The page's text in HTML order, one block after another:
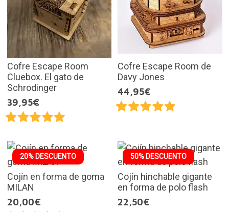
Cofre Escape Room
Cluebox. El gato de
Schrodinger
39,95€
Cofre Escape Room de
Davy Jones
44,95€
20% DESCUENTO
Cojín en forma de goma
MILAN
20,00€
50% DESCUENTO
Cojín hinchable gigante
en forma de polo flash
22,50€